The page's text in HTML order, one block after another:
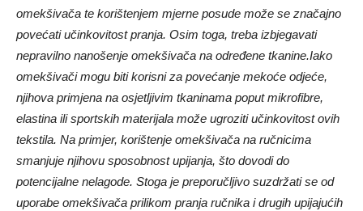
omekšivača te korištenjem mjerne posude može se značajno
povećati učinkovitost pranja. Osim toga, treba izbjegavati
nepravilno nanošenje omekšivača na određene tkanine.Iako
omekšivači mogu biti korisni za povećanje mekoće odjeće,
njihova primjena na osjetljivim tkaninama poput mikrofibre,
elastina ili sportskih materijala može ugroziti učinkovitost ovih
tekstila. Na primjer, korištenje omekšivača na ručnicima
smanjuje njihovu sposobnost upijanja, što dovodi do
potencijalne nelagode. Stoga je preporučljivo suzdržati se od
uporabe omekšivača prilikom pranja ručnika i drugih upijajućih